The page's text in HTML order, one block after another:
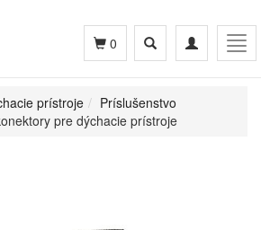
Toggle
navigation
Toggle
search
0
prístroje
Príslušenstvo
pre dýchacie prístroje